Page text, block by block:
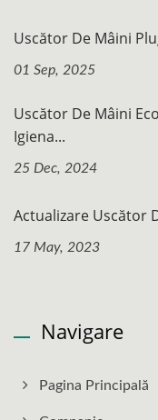
Uscător De Mâini
01 Sep, 2025
Uscător De Mâini
Igiena...
25 Dec, 2024
Actualizare Uscător
17 May, 2023
Navigare
Pagina Principală